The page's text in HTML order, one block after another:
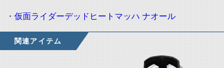
・ 仮面ライダーデッドヒートマッハ ナオール
関連アイテム